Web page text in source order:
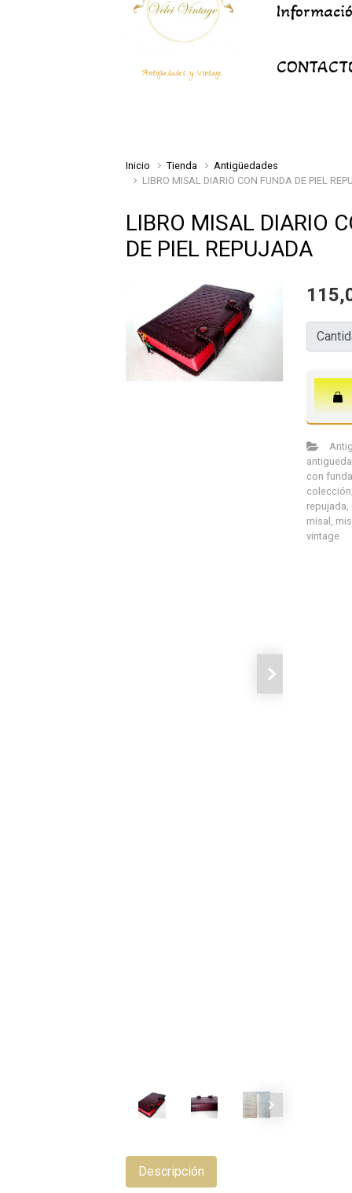
Antigüedades y Vintage
Inicio Tienda
Antigüedades
LIBRO MISAL DIARIO CON FUNDA DE PIEL
LIBRO MISAL DIARIO
DE PIEL REPUJADA
Siguiente
con funda
colección
repujada
misal
vintage
Descripción